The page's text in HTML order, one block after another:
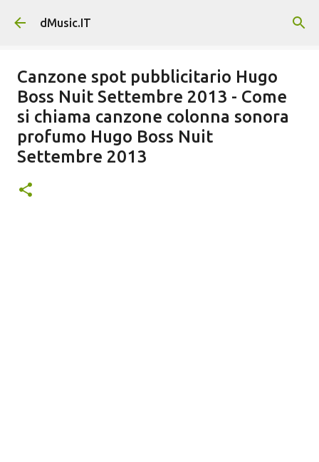
Passa ai contenuti principali
dMusic.IT
Canzone spot pubblicitario Hugo
Boss Nuit Settembre 2013 - Come
si chiama canzone colonna sonora
profumo Hugo Boss Nuit
Settembre 2013